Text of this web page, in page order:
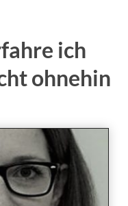
ich
ohnehin